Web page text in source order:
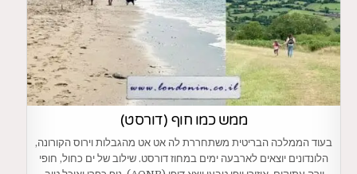
ממש כמו חוף (דורסט)
בעוד הממלכה הבריטית משתחררת לה אט אט מהגבלות וירוס הקורונה,
הלונדונים יוצאים לארבעה ימים במחוז דורסט. שילוב של ים כחול, חופי